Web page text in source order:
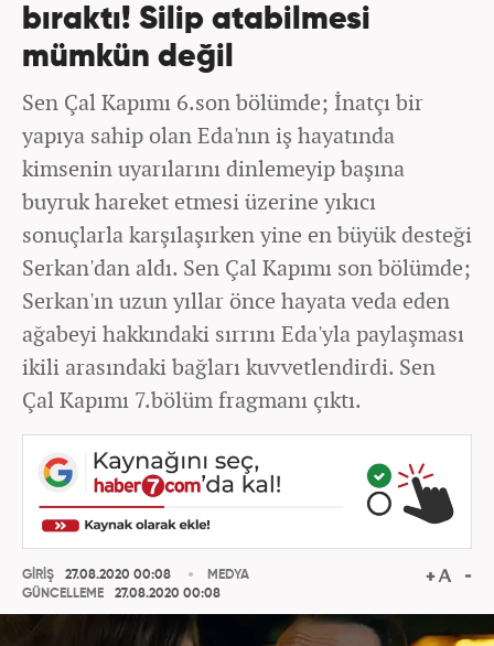
bıraktı! Silip atabilmesi
mümkün değil
Sen Çal Kapımı 6.son bölümde; İnatçı bir
yapıya sahip olan Eda'nın iş hayatında
kimsenin uyarılarını dinlemeyip başına
buyruk hareket etmesi üzerine yıkıcı
sonuçlarla karşılaşırken yine en büyük desteği
Serkan'dan aldı. Sen Çal Kapımı son bölümde;
Serkan'ın uzun yıllar önce hayata veda eden
ağabeyi hakkındaki sırrını Eda'yla paylaşması
ikili arasındaki bağları kuvvetlendirdi. Sen
Çal Kapımı 7.bölüm fragmanı çıktı.
GİRİŞ
27.08.2020 00:08
GÜNCELLEME
27.08.2020 00:08
MEDYA